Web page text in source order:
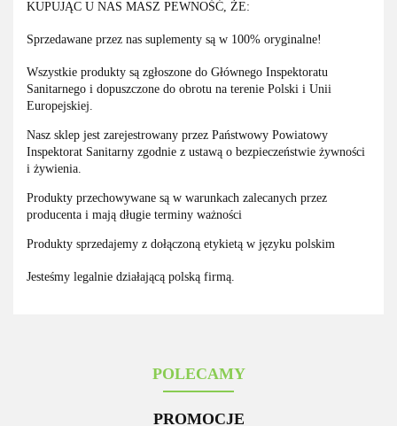
KUPUJĄC U NAS MASZ PEWNOŚĆ, ŻE:
Sprzedawane przez nas suplementy są w 100% oryginalne!
Wszystkie produkty są zgłoszone do Głównego Inspektoratu
Sanitarnego i dopuszczone do obrotu na terenie Polski i Unii
Europejskiej.
Nasz sklep jest zarejestrowany przez Państwowy Powiatowy
Inspektorat Sanitarny zgodnie z ustawą o bezpieczeństwie żywności
i żywienia.
Produkty przechowywane są w warunkach zalecanych przez
producenta i mają długie terminy ważności
Produkty sprzedajemy z dołączoną etykietą w języku polskim
Jesteśmy legalnie działającą polską firmą.
POLECAMY
PROMOCJE